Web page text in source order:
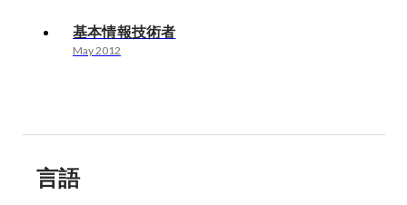
基本情報技術者
May 2012
言語